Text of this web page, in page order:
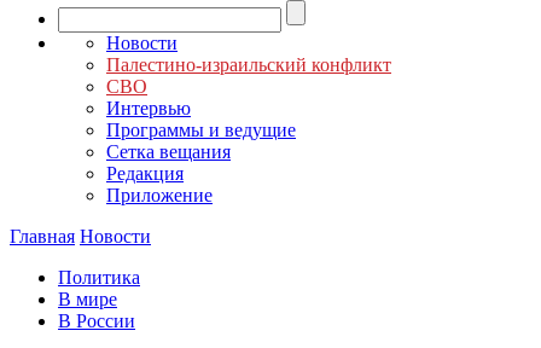
Новости
Палестино-израильский конфликт
СВО
Интервью
Программы и ведущие
Сетка вещания
Редакция
Приложение
Главная Новости
Политика
В мире
В России